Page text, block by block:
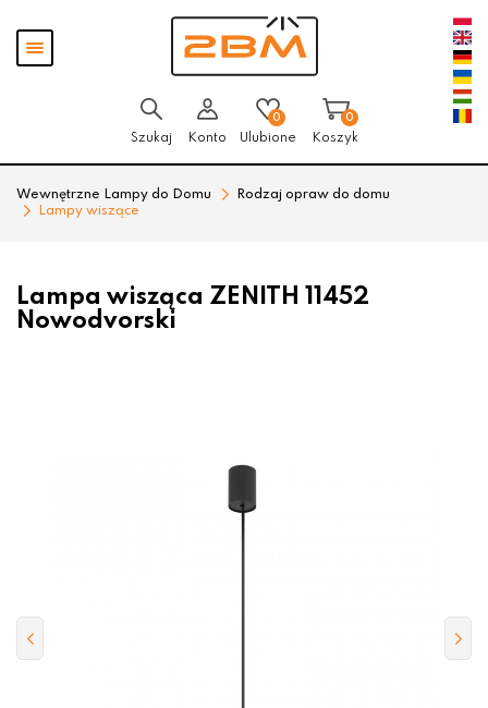
Pokaż
menu
Szukaj Konto
0
Ulubione
0
Koszyk
Wewnętrzne Lampy do Domu
Rodzaj opraw do domu
Lampy wiszące
Lampa wisząca ZENITH 11452
Nowodvorski